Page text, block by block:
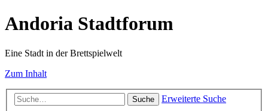
Andoria Stadtforum
Eine Stadt in der Brettspielwelt
Zum Inhalt
Suche Erweiterte Suche